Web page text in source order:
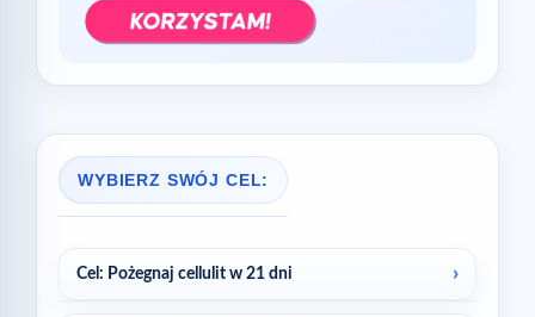
WYBIERZ SWÓJ CEL:
Cel: Pożegnaj cellulit w 21 dni